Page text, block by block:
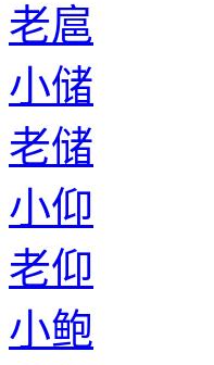
老扈
小储
老储
小仰
老仰
小鲍